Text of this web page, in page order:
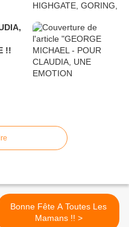
!!
Bonne Fête A Toutes Les
Mamans !! >